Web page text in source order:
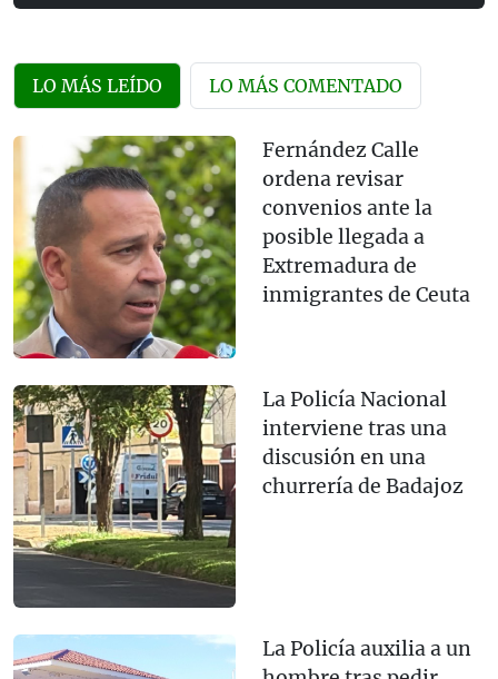
LO MÁS LEÍDO LO MÁS COMENTADO
Fernández Calle
ordena revisar
convenios ante la
posible llegada a
Extremadura de
inmigrantes de Ceuta
La Policía Nacional
interviene tras una
discusión en una
churrería de Badajoz
La Policía auxilia a un